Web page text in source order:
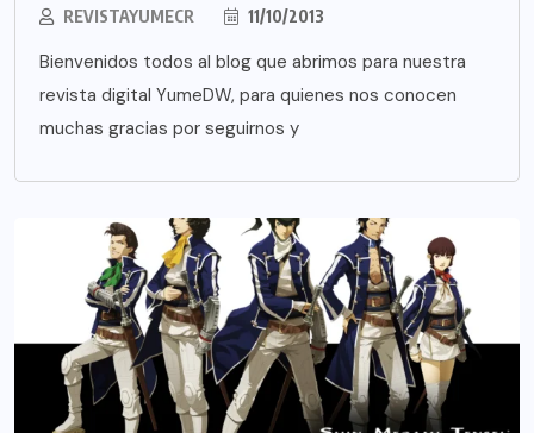
REVISTAYUMECR 11/10/2013
Bienvenidos todos al blog que abrimos para nuestra
revista digital YumeDW, para quienes nos conocen
muchas gracias por seguirnos y